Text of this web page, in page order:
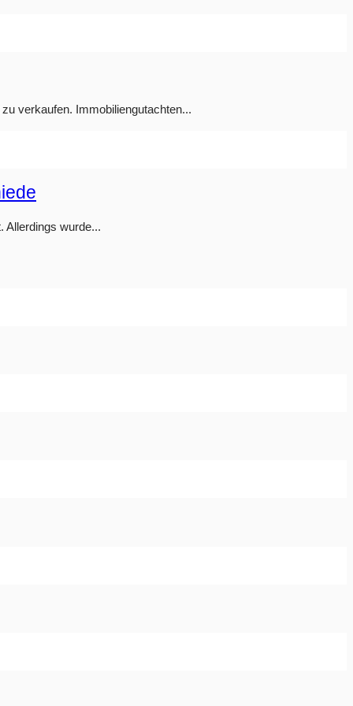
verkaufen. Immobiliengutachten...
Allerdings wurde...